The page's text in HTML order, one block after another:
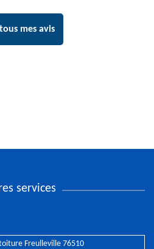
mes avis
services
Freulleville 76510